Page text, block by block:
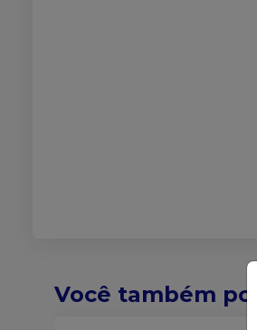
Você também